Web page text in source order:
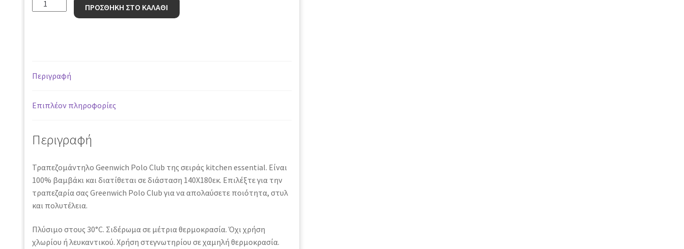
140χ180
ΠΡΟΣΘΗΚΗ ΣΤΟ ΚΑΛΑΘΙ
Περιγραφή
Επιπλέον πληροφορίες
Περιγραφή
Τραπεζομάντηλο Geenwich Polo Club της σειράς kitchen essential. Είναι
100% βαμβάκι και διατίθεται σε διάσταση 140Χ180εκ. Επιλέξτε για την
τραπεζαρία σας Greenwich Polo Club για να απολαύσετε ποιότητα, στυλ
και πολυτέλεια.
Πλύσιμο στους 30°C. Σιδέρωμα σε μέτρια θερμοκρασία. Όχι χρήση
χλωρίου ή λευκαντικού. Χρήση στεγνωτηρίου σε χαμηλή θερμοκρασία.